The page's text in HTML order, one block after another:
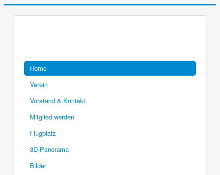
Home
Verein
Vorstand & Kontakt
Mitglied werden
Flugplatz
3D-Panorama
Bilder